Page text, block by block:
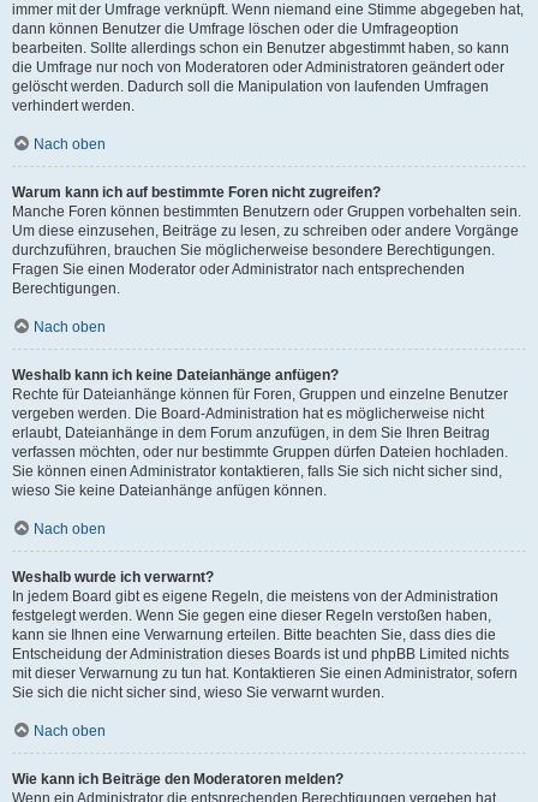
immer mit der Umfrage verknüpft. Wenn niemand eine Stimme abgegeben hat,
dann können Benutzer die Umfrage löschen oder die Umfrageoption
bearbeiten. Sollte allerdings schon ein Benutzer abgestimmt haben, so kann
die Umfrage nur noch von Moderatoren oder Administratoren geändert oder
gelöscht werden. Dadurch soll die Manipulation von laufenden Umfragen
verhindert werden.
Nach oben
Warum kann ich auf bestimmte Foren nicht zugreifen?
Manche Foren können bestimmten Benutzern oder Gruppen vorbehalten sein.
Um diese einzusehen, Beiträge zu lesen, zu schreiben oder andere Vorgänge
durchzuführen, brauchen Sie möglicherweise besondere Berechtigungen.
Fragen Sie einen Moderator oder Administrator nach entsprechenden
Berechtigungen.
Nach oben
Weshalb kann ich keine Dateianhänge anfügen?
Rechte für Dateianhänge können für Foren, Gruppen und einzelne Benutzer
vergeben werden. Die Board-Administration hat es möglicherweise nicht
erlaubt, Dateianhänge in dem Forum anzufügen, in dem Sie Ihren Beitrag
verfassen möchten, oder nur bestimmte Gruppen dürfen Dateien hochladen.
Sie können einen Administrator kontaktieren, falls Sie sich nicht sicher sind,
wieso Sie keine Dateianhänge anfügen können.
Nach oben
Weshalb wurde ich verwarnt?
In jedem Board gibt es eigene Regeln, die meistens von der Administration
festgelegt werden. Wenn Sie gegen eine dieser Regeln verstoßen haben,
kann sie Ihnen eine Verwarnung erteilen. Bitte beachten Sie, dass dies die
Entscheidung der Administration dieses Boards ist und phpBB Limited nichts
mit dieser Verwarnung zu tun hat. Kontaktieren Sie einen Administrator, sofern
Sie sich die nicht sicher sind, wieso Sie verwarnt wurden.
Nach oben
Wie kann ich Beiträge den Moderatoren melden?
Wenn ein Administrator die entsprechenden Berechtigungen vergeben hat,